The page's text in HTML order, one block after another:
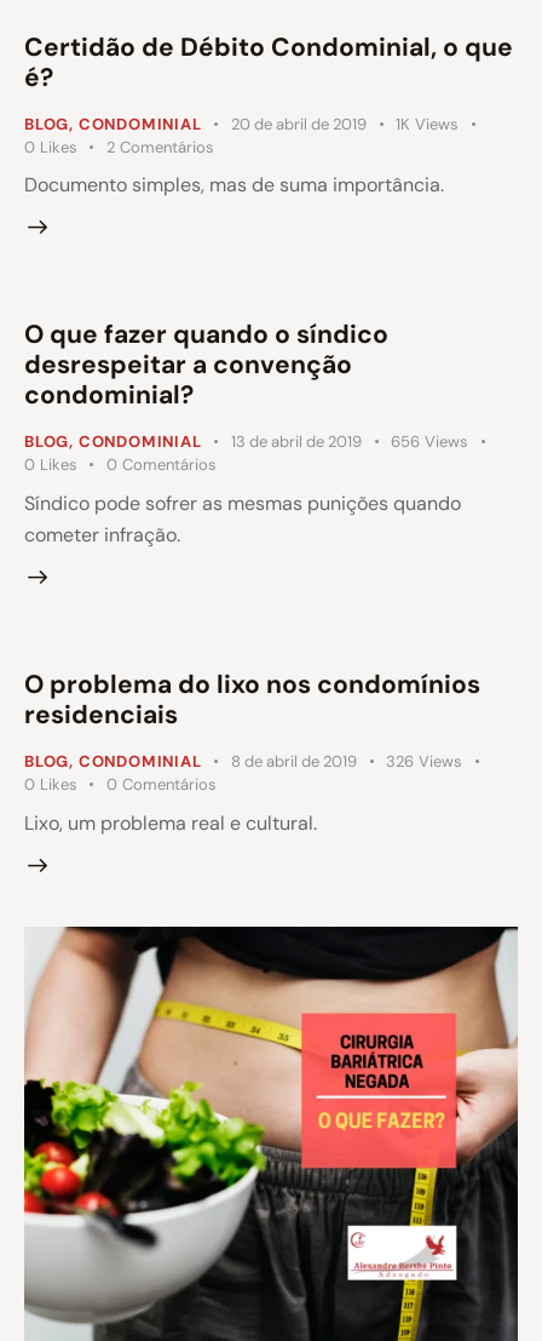
Certidão de Débito Condominial, o que
é?
BLOG, CONDOMINIAL 20 de abril de 2019 1K Views
0 Likes 2 Comentários
Documento simples, mas de suma importância.
O que fazer quando o síndico
desrespeitar a convenção
condominial?
BLOG, CONDOMINIAL 13 de abril de 2019 656 Views
0 Likes 0 Comentários
Síndico pode sofrer as mesmas punições quando
cometer infração.
O problema do lixo nos condomínios
residenciais
BLOG, CONDOMINIAL 8 de abril de 2019 326 Views
0 Likes 0 Comentários
Lixo, um problema real e cultural.